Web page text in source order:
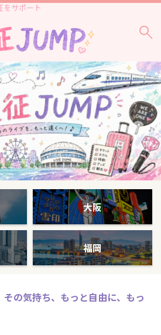
をサポート
大阪
福岡
その気持ち、もっと自由に、もっ